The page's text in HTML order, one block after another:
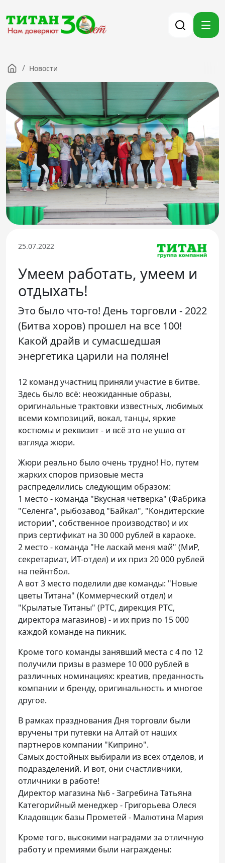
Компания
Партнерам
Тендеры
Вакансии
Новости
Контакты
Версия для слабовидящих
8 (3012) 411-099
Телефон доверия
/ Новости
25.07.2022
Умеем работать, умеем и
отдыхать!
Это было что-то! День торговли - 2022
(Битва хоров) прошел на все 100!
Какой драйв и сумасшедшая
энергетика царили на поляне!
12 команд участниц приняли участие в битве.
Здесь было всё: неожиданные образы,
оригинальные трактовки известных, любимых
всеми композиций, вокал, танцы, яркие
костюмы и реквизит - и всё это не ушло от
взгляда жюри.
Жюри реально было очень трудно! Но, путем
жарких споров призовые места
распределились следующим образом:
1 место - команда "Вкусная четверка" (Фабрика
"Селенга", рыбозавод "Байкал", "Кондитерские
истории", собственное производство) и их
приз сертификат на 30 000 рублей в караоке.
2 место - команда "Не ласкай меня май" (МиР,
секретариат, ИТ-отдел) и их приз 20 000 рублей
на пейнтбол.
А вот 3 место поделили две команды: "Новые
цветы Титана" (Коммерческий отдел) и
"Крылатые Титаны" (РТС, дирекция РТС,
директора магазинов) - и их приз по 15 000
каждой команде на пикник.
Кроме того команды занявший места с 4 по 12
получили призы в размере 10 000 рублей в
различных номинациях: креатив, преданность
компании и бренду, оригинальность и многое
другое.
В рамках празднования Дня торговли были
вручены три путевки на Алтай от наших
партнеров компании "Киприно".
Самых достойных выбирали из всех отделов, и
подразделений. И вот, они счастливчики,
отличники в работе!
Директор магазина №6 - Загребина Татьяна
Категорийный менеджер - Григорьева Олеся
Кладовщик базы Прометей - Малютина Мария
Кроме того, высокими наградами за отличную
работу и премиями были награждены: